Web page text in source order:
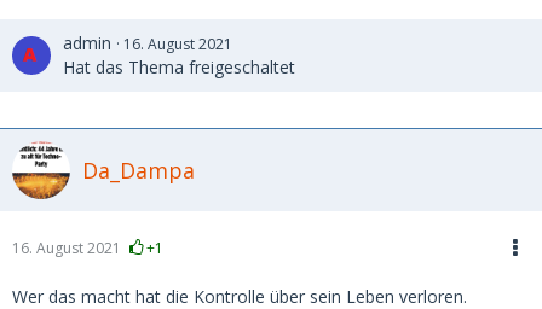
admin 16. August 2021
Hat das Thema freigeschaltet
Da_Dampa
16. August 2021 +1
Wer das macht hat die Kontrolle über sein Leben verloren.